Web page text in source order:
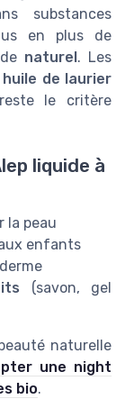
substances
en plus de
naturel. Les
huile de laurier
le critère
liquide à
la peau
enfants
(savon, gel
naturelle
une night
bio.